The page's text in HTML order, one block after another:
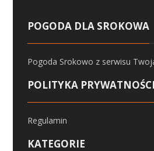
POGODA DLA SROKOWA
Pogoda Srokowo z serwisu
POLITYKA PRYWATNOŚCI
Regulamin
KATEGORIE